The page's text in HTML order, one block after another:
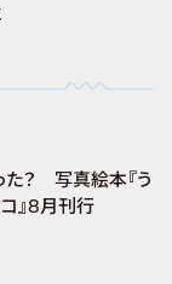
た？ 写真絵本『う
』8月刊行